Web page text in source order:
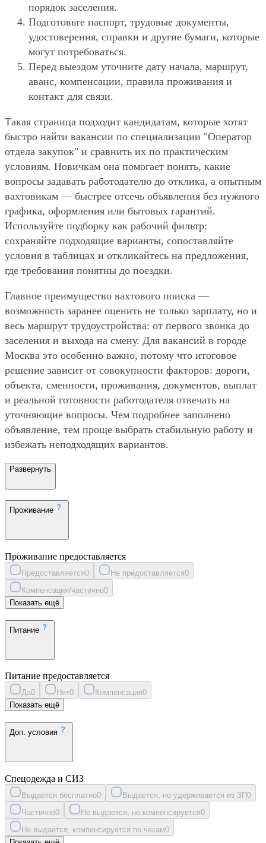
порядок заселения.
Подготовьте паспорт, трудовые документы,
удостоверения, справки и другие бумаги, которые
могут потребоваться.
Перед выездом уточните дату начала, маршрут,
аванс, компенсации, правила проживания и
контакт для связи.
Такая страница подходит кандидатам, которые хотят
быстро найти вакансии по специализации "Оператор
отдела закупок" и сравнить их по практическим
условиям. Новичкам она помогает понять, какие
вопросы задавать работодателю до отклика, а опытным
вахтовикам — быстрее отсечь объявления без нужного
графика, оформления или бытовых гарантий.
Используйте подборку как рабочий фильтр:
сохраняйте подходящие варианты, сопоставляйте
условия в таблицах и откликайтесь на предложения,
где требования понятны до поездки.
Главное преимущество вахтового поиска —
возможность заранее оценить не только зарплату, но и
весь маршрут трудоустройства: от первого звонка до
заселения и выхода на смену. Для вакансий в городе
Москва это особенно важно, потому что итоговое
решение зависит от совокупности факторов: дороги,
объекта, сменности, проживания, документов, выплат
и реальной готовности работодателя отвечать на
уточняющие вопросы. Чем подробнее заполнено
объявление, тем проще выбрать стабильную работу и
избежать неподходящих вариантов.
Развернуть
Проживание
Проживание предоставляется
Предоставляется0 Не предоставляется0
Компенсация/частично0
Показать ещё
Питание
Питание предоставляется
Да0 Нет0 Компенсация0
Показать ещё
Доп. условия
Спецодежда и СИЗ
Выдается бесплатно0 Выдается, но удерживается из ЗП0
Частично0 Не выдается, не компенсируется0
Не выдается, компенсируется по чекам0